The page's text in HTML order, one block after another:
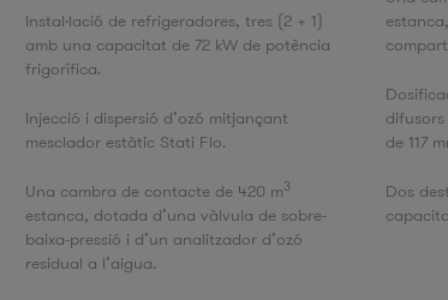
Instal·lació de refrigeradores, tres (2 + 1)
amb una capacitat de 72 kW de potència
frigorífica.
Injecció i dispersió d’ozó mitjançant
mesclador estàtic Stati Flo.
Una cambra de contacte de 420 m3
estanca, dotada d’una vàlvula de sobre-
baixa-pressió i d’un analitzador d’ozó
residual a l’aigua.
de 117
Dos